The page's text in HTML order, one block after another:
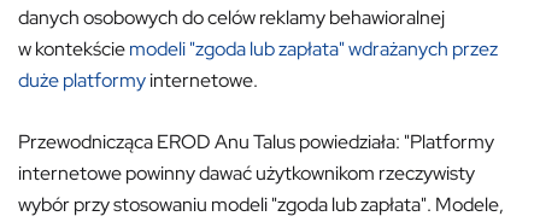
danych osobowych do celów reklamy behawioralnej
w kontekściemodeli "zgoda lub zapłata" wdrażanych przez
duże platformyinternetowe.
Przewodnicząca EROD Anu Talus powiedziała: "Platformy
internetowe powinny dawać użytkownikom rzeczywisty
wybór przy stosowaniu modeli "zgoda lub zapłata". Modele,